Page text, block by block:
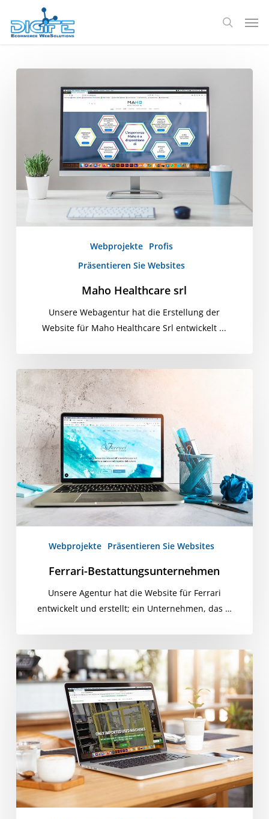
Hauptinhalt
springen
Suche
Healthcare
srl
Webprojekte Profis
Präsentieren Sie Websites
Maho Healthcare srl
Unsere Webagentur hat die Erstellung der
Website für Maho Healthcare Srl entwickelt ...
Ferrari-
Webprojekte Präsentieren Sie Websites
Ferrari-Bestattungsunternehmen
Unsere Agentur hat die Website für Ferrari
entwickelt und erstellt; ein Unternehmen, das …
Laxmi
Metal
&
Machines